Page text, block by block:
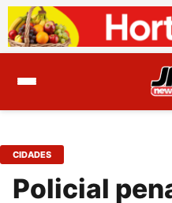
CIDADES
Policial